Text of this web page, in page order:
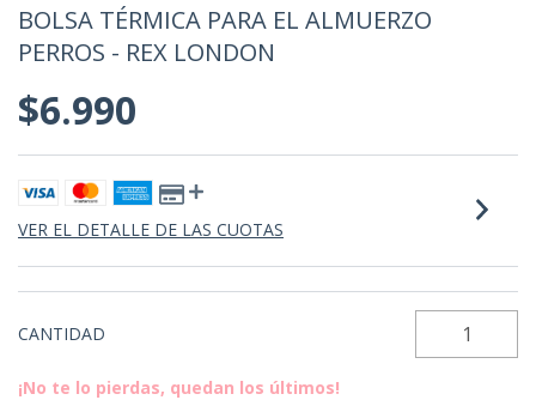
BOLSA TÉRMICA PARA EL ALMUERZO
PERROS - REX LONDON
$6.990
VER EL DETALLE DE LAS CUOTAS
CANTIDAD
¡No te lo pierdas, quedan los últimos!